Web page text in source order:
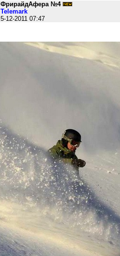
ФрирайдАфера №4
Telemark
5-12-2011 07:47